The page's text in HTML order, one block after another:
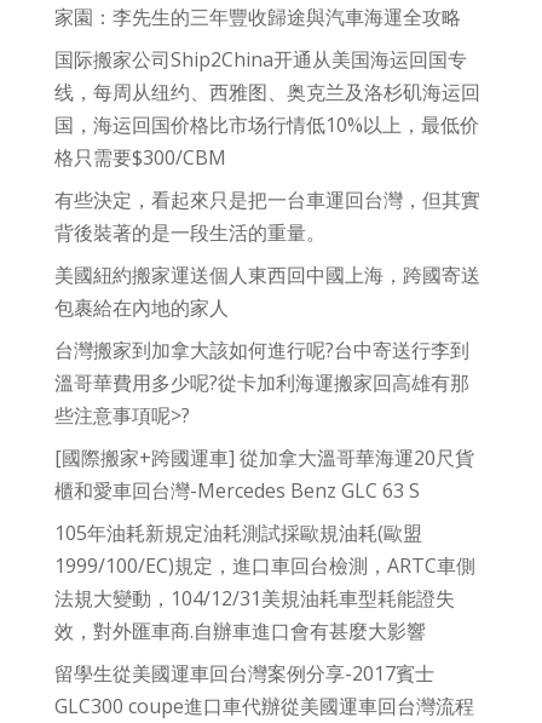
家園：李先生的三年豐收歸途與汽車海運全攻略
国际搬家公司Ship2China开通从美国海运回国专
线，每周从纽约、西雅图、奥克兰及洛杉矶海运回
国，海运回国价格比市场行情低10%以上，最低价
格只需要$300/CBM
有些決定，看起來只是把一台車運回台灣，但其實
背後裝著的是一段生活的重量。
美國紐約搬家運送個人東西回中國上海，跨國寄送
包裹給在內地的家人
台灣搬家到加拿大該如何進行呢?台中寄送行李到
溫哥華費用多少呢?從卡加利海運搬家回高雄有那
些注意事項呢>?
[國際搬家+跨國運車] 從加拿大溫哥華海運20尺貨
櫃和愛車回台灣-Mercedes Benz GLC 63 S
105年油耗新規定油耗測試採歐規油耗(歐盟
1999/100/EC)規定，進口車回台檢測，ARTC車側
法規大變動，104/12/31美規油耗車型耗能證失
效，對外匯車商.自辦車進口會有甚麼大影響
留學生從美國運車回台灣案例分享-2017賓士
GLC300 coupe進口車代辦從美國運車回台灣流程